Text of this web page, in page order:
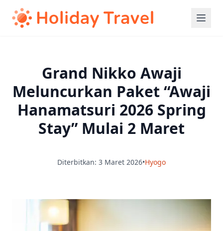
Grand Nikko Awaji
Meluncurkan Paket “Awaji
Hanamatsuri 2026 Spring
Stay” Mulai 2 Maret
Diterbitkan: 3 Maret 2026•Hyogo